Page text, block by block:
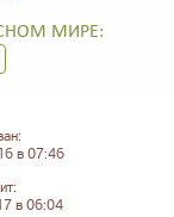
МИРЕ:
в 07:46
в 06:04